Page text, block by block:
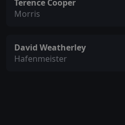
Terence Cooper
Morris
David Weatherley
Hafenmeister